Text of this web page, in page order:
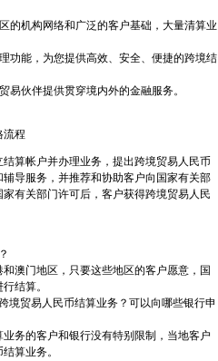
的机构网络和广泛的客户基础，大量清算业
功能，为您提供高效、安全、便捷的跨境结
易伙伴提供贯穿境内外的金融服务。
流程
算帐户并办理业务，提出跨境贸易人民币
导服务，并推荐和协助客户向国家有关部
有关部门许可后，客户获得跨境贸易人民
澳门地区，只要这些地区的客户愿意，国
结算。
贸易人民币结算业务？可以向哪些银行申
务的客户和银行没有特别限制，当地客户
算业务。